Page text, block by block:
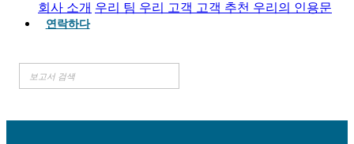
회사 소개 우리 팀 우리 고객 고객 추천 우리의 인용문
연락하다